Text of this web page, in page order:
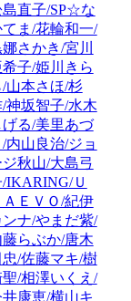
島直子/SP☆な
てま/花輪和一/
さかき/宮川
希子/姫川きら
/山本さほ/杉
神坂智子/水木
げる/美里あづ
/内山良治/ジョ
ジ秋山/大島弓
IKARING/Ｕ
ＡＥＶＯ/紀伊
ンナ/やまだ紫/
藤らぶか/唐木
忠/佐藤マキ/樹
聖/相澤いくえ/
康恵/横山キ